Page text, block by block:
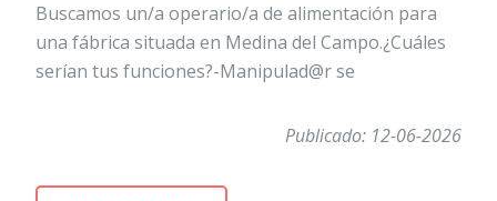
Buscamos un/a operario/a de alimentación para
una fábrica situada en Medina del Campo.¿Cuáles
serían tus funciones?-Manipulad@r se
Publicado: 12-06-2026